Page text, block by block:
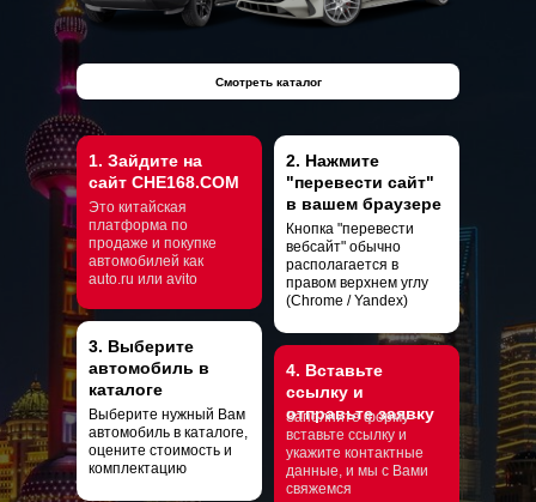
1. Зайдите на
сайт CHE168.COM
Это китайская
платформа по
продаже и покупке
автомобилей как
auto.ru или avito
2. Нажмите
"перевести сайт"
в вашем браузере
Кнопка "перевести
вебсайт" обычно
располагается в
правом верхнем углу
(Chrome / Yandex)
3. Выберите
автомобиль в
каталоге
Выберите нужный Вам
автомобиль в каталоге,
оцените стоимость и
комплектацию
4. Вставьте
ссылку и
отправьте заявку
Заполните форму -
вставьте ссылку и
укажите контактные
данные, и мы с Вами
свяжемся
Смотреть каталог